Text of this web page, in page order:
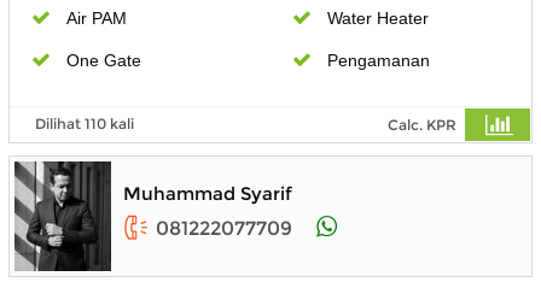
Air PAM Water Heater
One Gate Pengamanan
Dilihat 110 kali Calc. KPR
Muhammad Syarif
081222077709